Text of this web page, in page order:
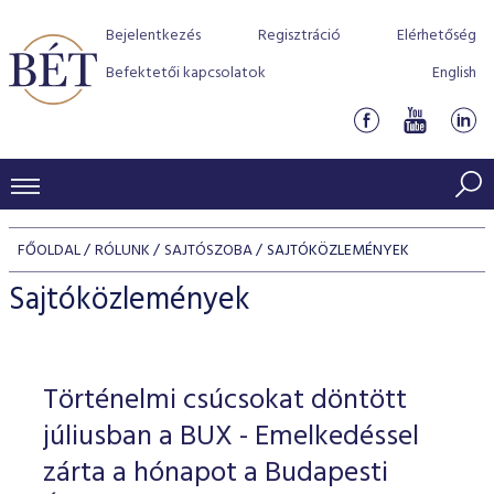
Bejelentkezés Regisztráció
Elérhetőség
Befektetői kapcsolatok
English
KERESKEDÉSI ADATOK
INDEXEK
Jelzáloglevél indexek
Vállalati kötvény indexek
Azonnali Piac
Részvények
Származékos piac
BEFEKTETŐK
Részvény szekció
Hitelpapír szekció
BÉT szabályzatok
Befektetővédelem
Alkalmazott díjstruktúra
Elszámolás
Részvény és vállalati kötvény tőzsdei bevezetését
program
BÉT Xtend - Részvénypiac egyszerűen
TŐZSDETAGOK
Tőzsdetagok, üzletkötők
VENDOROK
FŐOLDAL RÓLUNK SAJTÓSZOBA SAJTÓKÖZLEMÉNYEK
Sajtóközlemények
Történelmi csúcsokat döntött
júliusban a BUX - Emelkedéssel
zárta a hónapot a Budapesti